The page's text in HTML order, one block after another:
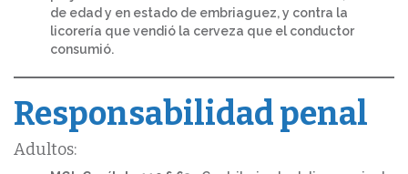
de edad y en estado de embriaguez, y contra la
licorería que vendió la cerveza que el conductor
consumió.
Responsabilidad penal
Adultos: